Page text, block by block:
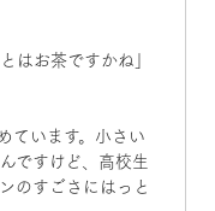
はお茶ですかね」
ています。小さい
ですけど、高校生
のすごさにはっと